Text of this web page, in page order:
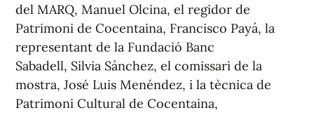
del MARQ, Manuel Olcina, el regidor de
Patrimoni de Cocentaina, Francisco Payá, la
representant de la Fundació Banc
Sabadell, Silvia Sánchez, el comissari de la
mostra, José Luis Menéndez, i la tècnica de
Patrimoni Cultural de Cocentaina,